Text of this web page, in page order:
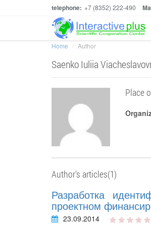
telephone: +7 (8352) 222-490
Home Author
Saenko Iuliia
Place
Author's articles(1)
Разработка
проектном
23.09.2014